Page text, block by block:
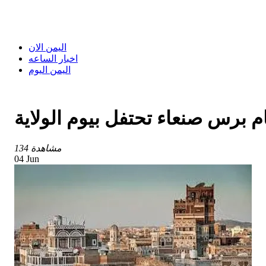
اليمن الان
اخبار الساعه
اليمن اليوم
برس صنعاء تحتفل بيوم الولاية
134 مشاهدة
04 Jun